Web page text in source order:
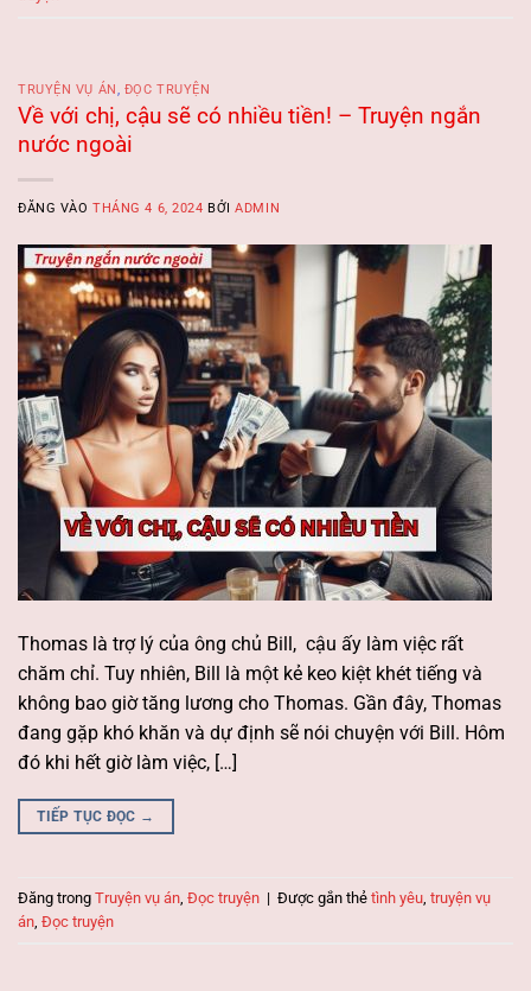
TRUYỆN VỤ ÁN, ĐỌC TRUYỆN
Về với chị, cậu sẽ có nhiều tiền! – Truyện ngắn
nước ngoài
ĐĂNG VÀOTHÁNG 4 6, 2024 BỞIADMIN
Thomas là trợ lý của ông chủ Bill, cậu ấy làm việc rất
chăm chỉ. Tuy nhiên, Bill là một kẻ keo kiệt khét tiếng và
không bao giờ tăng lương cho Thomas. Gần đây, Thomas
đang gặp khó khăn và dự định sẽ nói chuyện với Bill. Hôm
đó khi hết giờ làm việc, […]
TIẾP TỤC ĐỌC →
Đăng trong Truyện vụ án Đọc truyện | Được gắn thẻ tình yêu truyện vụ
án Đọc truyện